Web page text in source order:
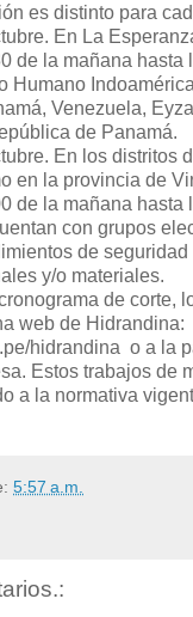
es distinto para
En La
de la mañana hasta
Humano
Venezuela,
de Panamá.
En los distritos
en la provincia de
de la mañana hasta
con grupos
de seguridad
y/o materiales.
de corte,
web de Hidrandina:
hidrandina o a la
Estos trabajos de
a la normativa
5:57 a.m.